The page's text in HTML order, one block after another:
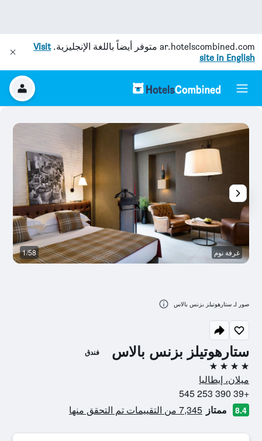
ar.hotelscombined.com متوفر أيضاً باللغة الإنجليزية.Visit
site in English
ستارهوتيلز بزنس بالاس فندق
4 نجوم
ميلان، إيطاليا
+39 390 253 545
8.4 ممتاز 7,345 من التقييمات تم التحقق منها
غرفة نوم 1/58
صور لـ ستارهوتيلز بزنس بالاس